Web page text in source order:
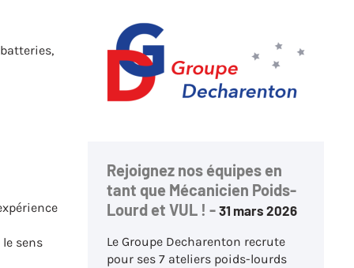
Rejoignez nos équipes en
tant que Mécanicien Poids-
Lourd et VUL ! - 31 mars 2026
Le Groupe Decharenton recrute
pour ses 7 ateliers poids-lourds
sens